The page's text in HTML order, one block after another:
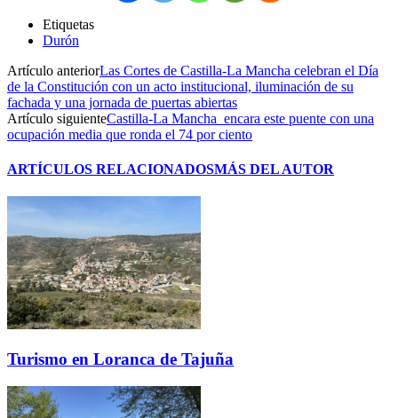
Etiquetas
Durón
Artículo anteriorLas Cortes de Castilla-La Mancha celebran el Día
de la Constitución con un acto institucional, iluminación de su
fachada y una jornada de puertas abiertas
Artículo siguienteCastilla-La Mancha encara este puente con una
ocupación media que ronda el 74 por ciento
ARTÍCULOS RELACIONADOSMÁS DEL AUTOR
Turismo en Loranca de Tajuña